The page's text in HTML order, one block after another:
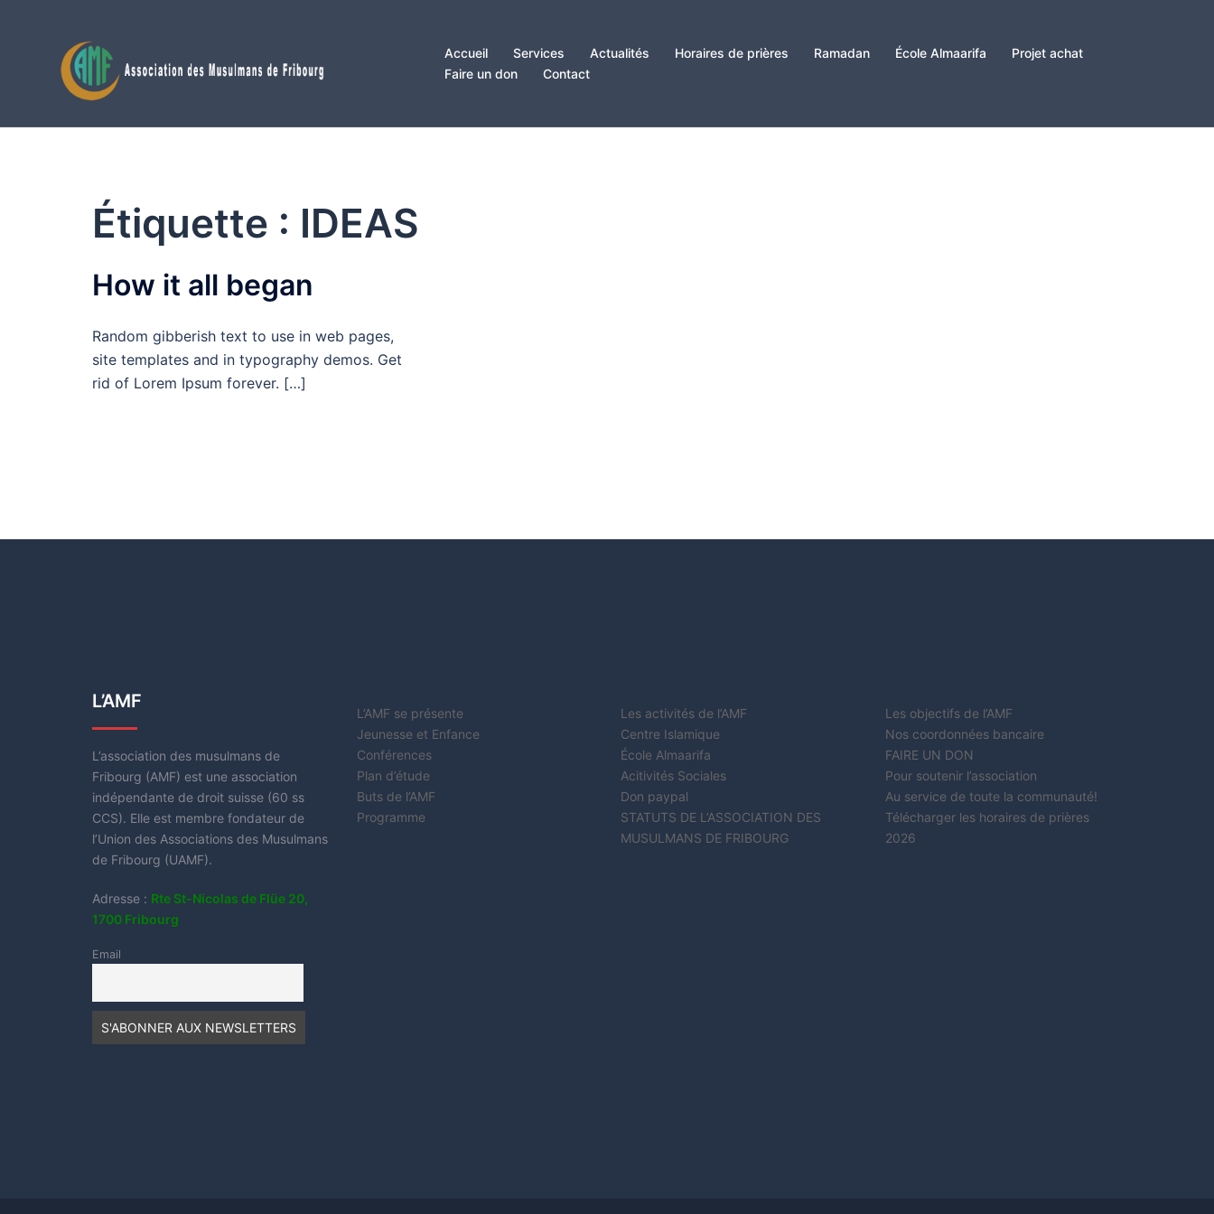
Accueil Services Actualités Horaires de prières Ramadan École Almaarifa
Projet achat
Faire un don
Contact
Étiquette : IDEAS
How it all began
Random gibberish text to use in web pages,
site templates and in typography demos. Get
rid of Lorem Ipsum forever. […]
L’AMF
L’association des musulmans de
Fribourg (AMF) est une association
indépendante de droit suisse (60 ss
CCS). Elle est membre fondateur de
l’Union des Associations des Musulmans
de Fribourg (UAMF).
Adresse : Rte St-Nicolas de Flüe 20,
1700 Fribourg
Email
L’AMF se présente
Jeunesse et Enfance
Conférences
Plan d’étude
Buts de l’AMF
Programme
Les activités de l’AMF
Centre Islamique
École Almaarifa
Acitivités Sociales
Don paypal
STATUTS DE L’ASSOCIATION DES
MUSULMANS DE FRIBOURG
Les objectifs de l’AMF
Nos coordonnées bancaire
FAIRE UN DON
Pour soutenir l’association
Au service de toute la communauté!
Télécharger les horaires de prières
2026